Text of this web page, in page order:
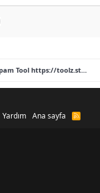
SMTP Scanner | Amazon Ses | SMTP Cracker - Spam Tool https://toolz.store
Yardım Ana sayfa
R